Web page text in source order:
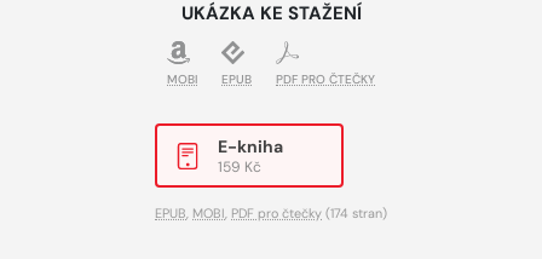
UKÁZKA KE STAŽENÍ
MOBI EPUB PDF PRO ČTEČKY
E-kniha
159 Kč
EPUB, MOBI, PDF pro čtečky (174 stran)